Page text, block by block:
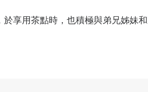
於享用茶點時，也積極與弟兄姊妹